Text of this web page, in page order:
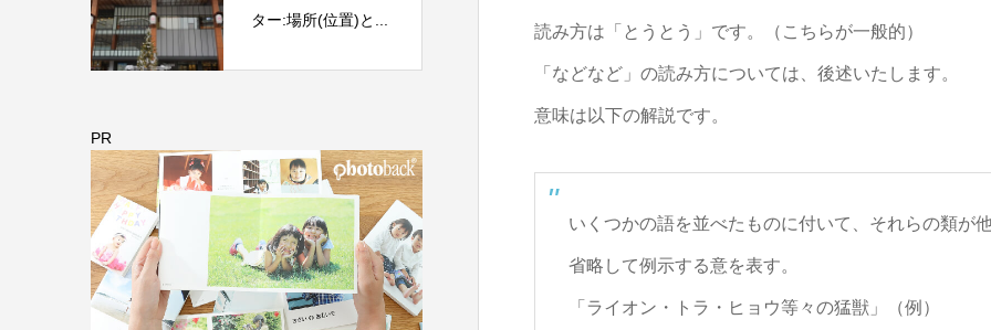
読み方は「とうとう」です。（こちらが一般的）
「などなど」の読み方については、後述いたします。
意味は以下の解説です。
いくつかの語を並べたものに付いて、それらの類が
省略して例示する意を表す。
「ライオン・トラ・ヒョウ等々の猛獣」（例）
ター:場所(位置)と...
PR